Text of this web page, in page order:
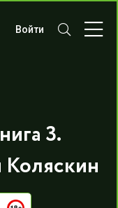
Войти
3.